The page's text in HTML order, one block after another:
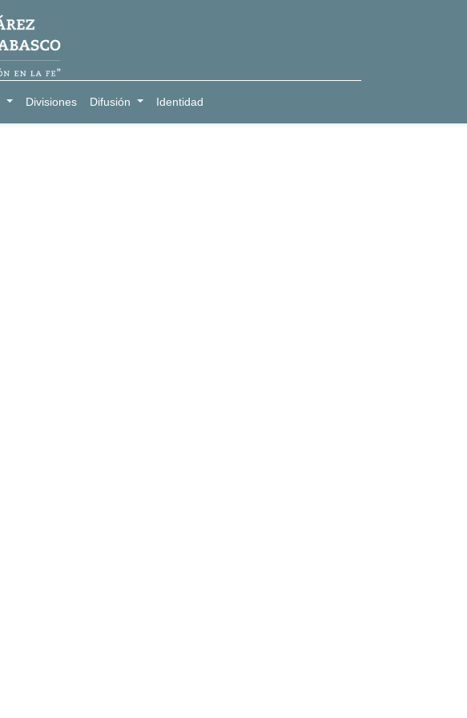
Divisiones Difusión Identidad